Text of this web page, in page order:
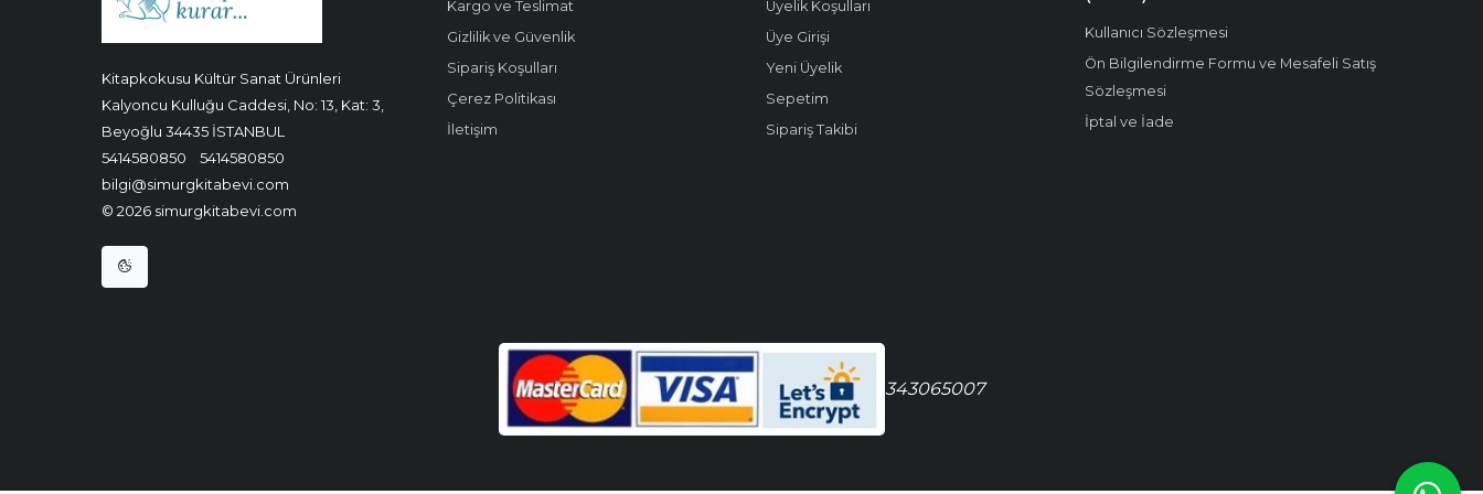
Kitapkokusu Kültür Sanat Ürünleri
Kalyoncu Kulluğu Caddesi, No: 13, Kat: 3,
Beyoğlu 34435 İSTANBUL
5414580850
5414580850
bilgi@simurgkitabevi.com
© 2026 simurgkitabevi.com
Kargo ve Teslimat
Gizlilik ve Güvenlik
Sipariş Koşulları
Çerez Politikası
İletişim
Üyelik Koşulları
Üye Girişi
Yeni Üyelik
Sepetim
Sipariş Takibi
Kullanıcı Sözleşmesi
Ön Bilgilendirme Formu ve Mesafeli Satış
Sözleşmesi
İptal ve İade
343065007